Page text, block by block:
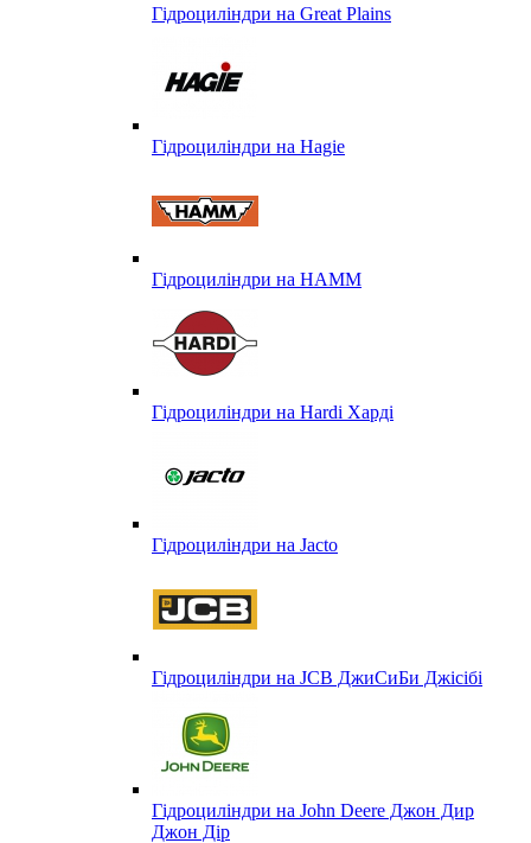
Гідроциліндри на Great Plains
Гідроциліндри на Hagie
Гідроциліндри на HAMM
Гідроциліндри на Hardi Харді
Гідроциліндри на Jacto
Гідроциліндри на JCB ДжиСиБи Джісібі
Гідроциліндри на John Deere Джон Дир
Джон Дір